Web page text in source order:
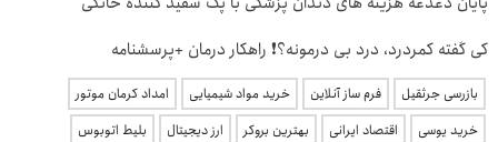
کی گفته کمردرد، درد بی درمونه؟❗ راهکار درمان +پرسشنامه
بازرسی جرثقیل فرم ساز آنلاین خرید مواد شیمیایی
امداد کرمان موتور
خرید یوسی
اقتصاد ایرانی بهترین بروکر ارز دیجیتال بلیط اتوبوس